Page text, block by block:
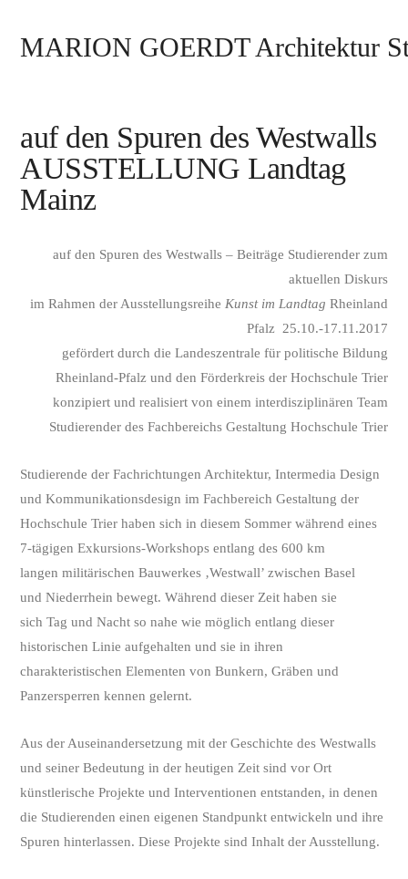
MARION GOERDT Architektur
auf den Spuren des Westwalls
AUSSTELLUNG Landtag
Mainz
auf den Spuren des Westwalls – Beiträge Studierender zum
aktuellen Diskurs
im Rahmen der Ausstellungsreihe Kunst im Landtag Rheinland
Pfalz 25.10.-17.11.2017
gefördert durch die Landeszentrale für politische Bildung
Rheinland-Pfalz und den Förderkreis der Hochschule Trier
konzipiert und realisiert von einem interdisziplinären Team
Studierender des Fachbereichs Gestaltung Hochschule Trier
Studierende der Fachrichtungen Architektur, Intermedia Design
und Kommunikationsdesign im Fachbereich Gestaltung der
Hochschule Trier haben sich in diesem Sommer während eines
7-tägigen Exkursions-Workshops entlang des 600 km
langen militärischen Bauwerkes ‚Westwall’ zwischen Basel
und Niederrhein bewegt. Während dieser Zeit haben sie
sich Tag und Nacht so nahe wie möglich entlang dieser
historischen Linie aufgehalten und sie in ihren
charakteristischen Elementen von Bunkern, Gräben und
Panzersperren kennen gelernt.
Aus der Auseinandersetzung mit der Geschichte des Westwalls
und seiner Bedeutung in der heutigen Zeit sind vor Ort
künstlerische Projekte und Interventionen entstanden, in denen
die Studierenden einen eigenen Standpunkt entwickeln und ihre
Spuren hinterlassen. Diese Projekte sind Inhalt der Ausstellung.